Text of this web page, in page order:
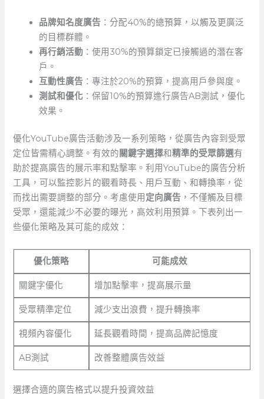
品牌知名度廣告 ：分配40%的總預算，以觸及更廣泛
的目標群體。
再行銷活動 ：使用30%的預算鎖定已接觸過的潛在客
戶。
互動性廣告 ：專注於20%的預算，提高用戶參與度。
測試和優化 ：保留10%的預算進行廣告AB測試，優化
效果。
優化YouTube廣告活動涉及一系列策略，從廣告內容到受眾
定位皆需精心調整。有效的 關鍵字選擇和精準的受眾篩選有
助於提高廣告的展示率和點擊率。利用YouTube的廣告分析
工具，可以監控影片的觀看時長、用戶互動、和轉換率，從
而找出需要調整的部分。考慮使用 定向廣告 ，不僅觸及目標
受眾，還能減少不必要的曝光，高效利用預算。下表列出一
些優化策略及其可能的成效：
優化策略 可能成效
關鍵字優化 增加點擊率，提高展示量
受眾精準定位 減少支出浪費，提升轉換率
視頻內容優化 延長觀看時間，提高品牌記憶度
AB測試 改善整體廣告效益
選擇合適的廣告格式以提升投資效益